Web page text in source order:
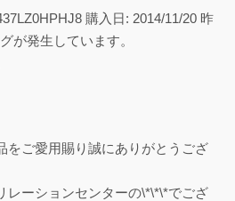
購入日: 2014/11/20 昨
が発生しています。
をご愛用賜り誠にありがとうござ
レーションセンターの\*\*\*でござ